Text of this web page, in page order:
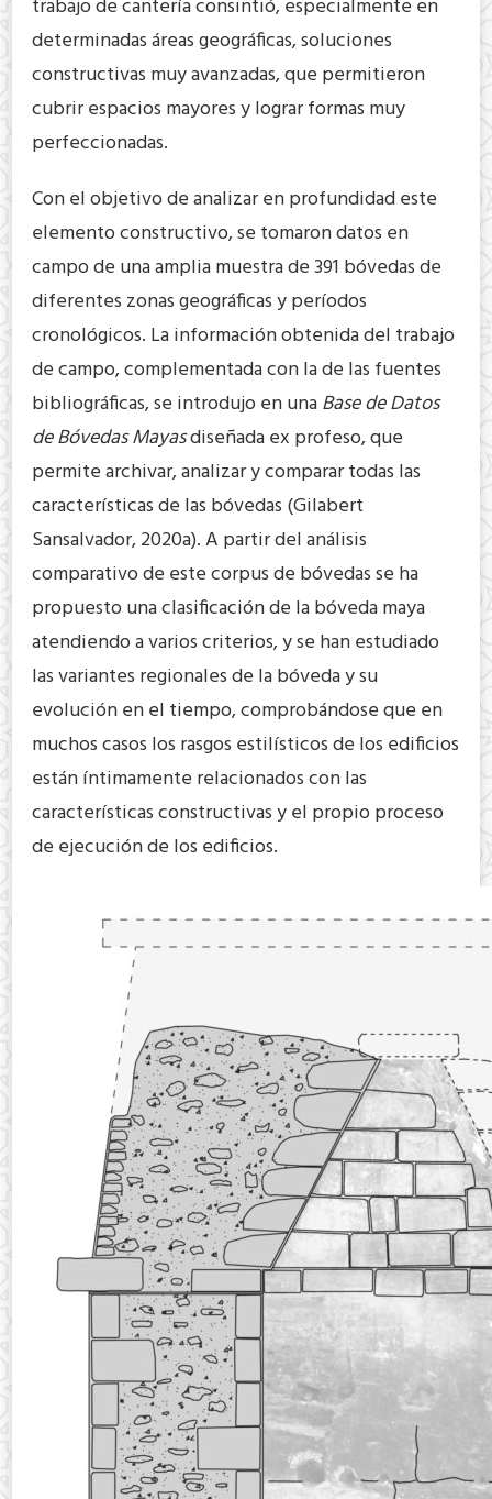
trabajo de cantería consintió, especialmente en
determinadas áreas geográficas, soluciones
constructivas muy avanzadas, que permitieron
cubrir espacios mayores y lograr formas muy
perfeccionadas.
Con el objetivo de analizar en profundidad este
elemento constructivo, se tomaron datos en
campo de una amplia muestra de 391 bóvedas de
diferentes zonas geográficas y períodos
cronológicos. La información obtenida del trabajo
de campo, complementada con la de las fuentes
bibliográficas, se introdujo en unaBase de Datos
de Bóvedas Mayasdiseñada ex profeso, que
permite archivar, analizar y comparar todas las
características de las bóvedas (Gilabert
Sansalvador, 2020a). A partir del análisis
comparativo de este corpus de bóvedas se ha
propuesto una clasificación de la bóveda maya
atendiendo a varios criterios, y se han estudiado
las variantes regionales de la bóveda y su
evolución en el tiempo, comprobándose que en
muchos casos los rasgos estilísticos de los edificios
están íntimamente relacionados con las
características constructivas y el propio proceso
de ejecución de los edificios.